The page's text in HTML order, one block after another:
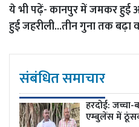
ये भी पढ़ें-कानपुर में जमकर हुई
हुई जहरीली...तीन गुना तक बढ़ा
संबंधित समाचार
हरदोई:
एम्बुलेंस में